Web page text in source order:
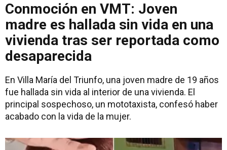
Conmoción en VMT: Joven
madre es hallada sin vida en una
vivienda tras ser reportada como
desaparecida
En Villa María del Triunfo, una joven madre de 19 años
fue hallada sin vida al interior de una vivienda. El
principal sospechoso, un mototaxista, confesó haber
acabado con la vida de la mujer.